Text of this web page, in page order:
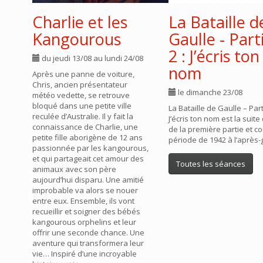
Charlie et les
Kangourous
du jeudi 13/08 au lundi 24/08
Après une panne de voiture,
Chris, ancien présentateur
météo vedette, se retrouve
bloqué dans une petite ville
reculée d’Australie. Il y fait la
connaissance de Charlie, une
petite fille aborigène de 12 ans
passionnée par les kangourous,
et qui partageait cet amour des
animaux avec son père
aujourd’hui disparu. Une amitié
improbable va alors se nouer
entre eux. Ensemble, ils vont
recueillir et soigner des bébés
kangourous orphelins et leur
offrir une seconde chance. Une
aventure qui transformera leur
vie… Inspiré d’une incroyable
La Bataille
Gaulle -
2 : J’écris ton
nom
le dimanche 23/08
La Bataille de Gaulle –
J’écris ton nom est la
de la première partie et
période de 1942 à
Toutes les séances